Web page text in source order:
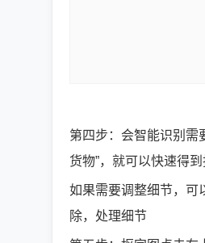
第四步：会智能识别需
货物”，就可以快速得
如果需要调整细节，可
除，处理细节